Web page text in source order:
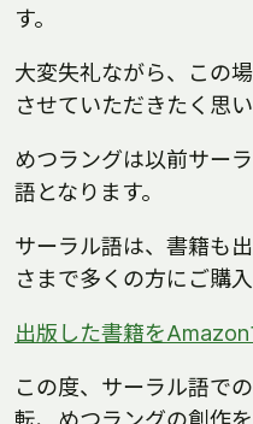
す。
大変失礼ながら、この
させていただきたく思い
めつラングは以前サー
語となります。
サーラル語は、書籍も
さまで多くの方にご購
出版した書籍を
この度、サーラル語で